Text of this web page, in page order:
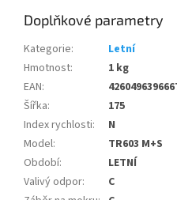
Doplňkové parametry
Kategorie:
Letní
Hmotnost:
1 kg
EAN:
Šířka:
175
Index rychlosti:
N
Model:
TR603 M+S
Období:
LETNÍ
Valivý odpor:
C